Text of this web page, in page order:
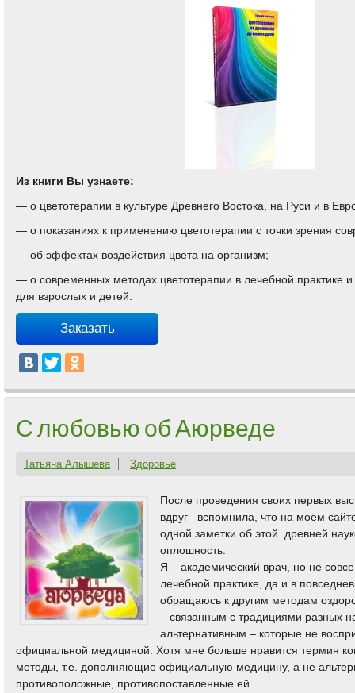
Из книги Вы узнаете:
— о цветотерапии в культуре Древнего Востока, на Руси и в
— о показаниях к применению цветотерапии с точки зрения
— об эффектах воздействия цвета на организм;
— о современных методах цветотерапии в лечебной практике
для взрослых и детей.
Заказать
С любовью об Аюрведе
Татьяна Алышева Здоровье
После проведения своих первых
вдруг вспомнила, что на моём
одной заметки об этой древней
оплошность.
Я – академический врач, но не
лечебной практике, да и в
обращаюсь к другим методам
– связанным с традициями разных
альтернативным – которые не
официальной медициной. Хотя мне больше нравится термин
методы, т.е. дополняющие официальную медицину, а не
противоположные, противопоставленные ей.